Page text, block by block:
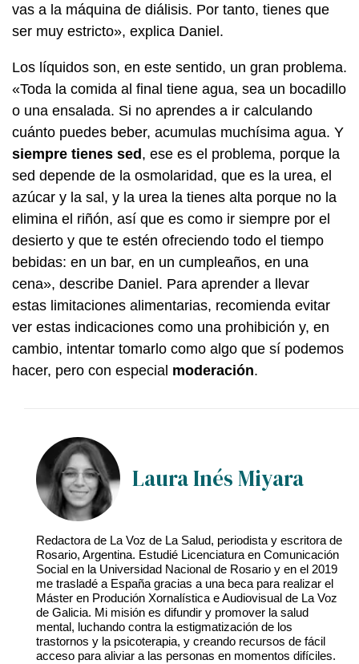
vas a la máquina de diálisis. Por tanto, tienes que
ser muy estricto», explica Daniel.
Los líquidos son, en este sentido, un gran problema.
«Toda la comida al final tiene agua, sea un bocadillo
o una ensalada. Si no aprendes a ir calculando
cuánto puedes beber, acumulas muchísima agua. Y
siempre tienes sed, ese es el problema, porque la
sed depende de la osmolaridad, que es la urea, el
azúcar y la sal, y la urea la tienes alta porque no la
elimina el riñón, así que es como ir siempre por el
desierto y que te estén ofreciendo todo el tiempo
bebidas: en un bar, en un cumpleaños, en una
cena», describe Daniel. Para aprender a llevar
estas limitaciones alimentarias, recomienda evitar
ver estas indicaciones como una prohibición y, en
cambio, intentar tomarlo como algo que sí podemos
hacer, pero con especial moderación.
Laura Inés Miyara
Redactora de La Voz de La Salud, periodista y escritora de
Rosario, Argentina. Estudié Licenciatura en Comunicación
Social en la Universidad Nacional de Rosario y en el 2019
me trasladé a España gracias a una beca para realizar el
Máster en Produción Xornalística e Audiovisual de La Voz
de Galicia. Mi misión es difundir y promover la salud
mental, luchando contra la estigmatización de los
trastornos y la psicoterapia, y creando recursos de fácil
acceso para aliviar a las personas en momentos difíciles.